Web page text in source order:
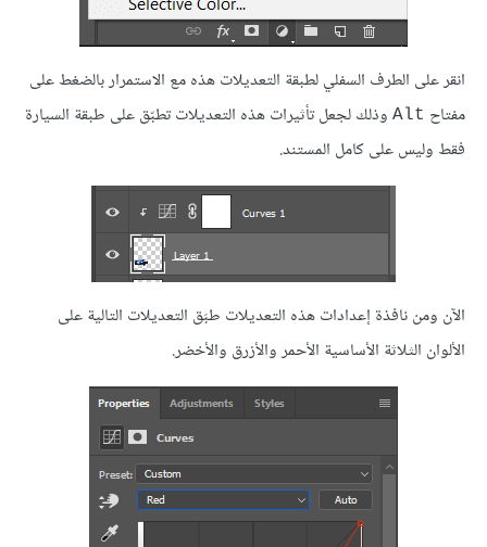
انقر على الطرف السفلي لطبقة التعديلات هذه مع الاستمرار بالضغط على
مفتاح Alt وذلك لجعل تأثيرات هذه التعديلات تطبّق على طبقة السيارة
فقط وليس على كامل المستند.
الآن ومن نافذة إعدادات هذه التعديلات طبَق التعديلات التالية على
الألوان الثلاثة الأساسية الأحمر والأزرق والأخضر.